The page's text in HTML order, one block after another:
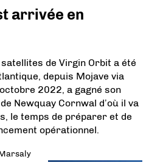
arrivée en
de Virgin Orbit a été
depuis Mojave via
2022, a gagné son
Newquay Cornwal d’où il va
le temps de préparer et de
opérationnel.